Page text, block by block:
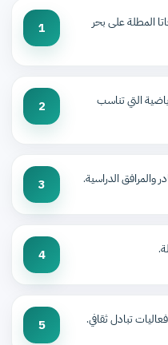
المطلة على بحر
1
التي تناسب
2
الدراسية. 3
4
تبادل ثقافي. 5